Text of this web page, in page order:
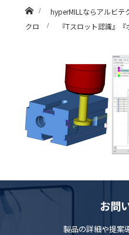
ホームhyperMILLならアルビテ
クロ
『Tスロット認識』『
お問
製品の詳細や提案